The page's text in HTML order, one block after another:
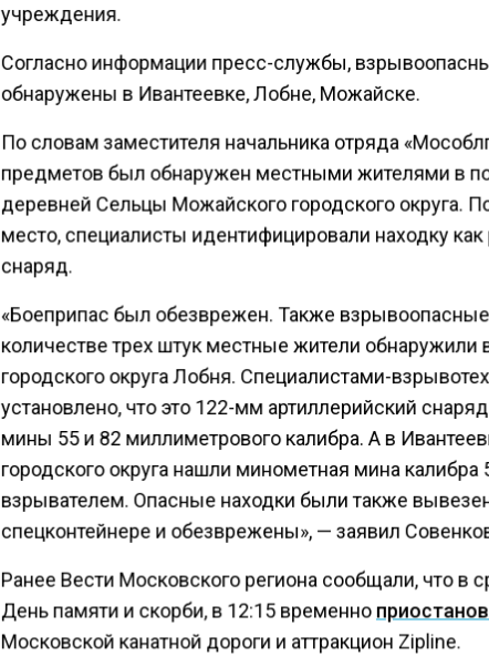
учреждения.
Согласно информации пресс-службы,
обнаружены в Ивантеевке, Лобне, Можайске.
По словам заместителя начальника отряда
предметов был обнаружен местными жителями в
деревней Сельцы Можайского городского округа.
место, специалисты идентифицировали находку
снаряд.
«Боеприпас был обезврежен. Также
количестве трех штук местные жители обнаружили
городского округа Лобня. Специалистами-
установлено, что это 122-мм артиллерийский
мины 55 и 82 миллиметрового калибра. А в
городского округа нашли минометная мина
взрывателем. Опасные находки были также
спецконтейнере и обезврежены», — заявил
Ранее Вести Московского региона сообщали, что в
День памяти и скорби, в 12:15 временно
Московской канатной дороги и аттракцион Zipline.